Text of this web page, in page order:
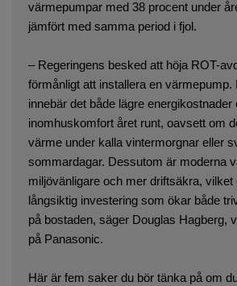
värmepumpar med 38 procent under
jämfört med samma period i fjol.
– Regeringens besked att höja ROT-
förmånligt att installera en värmepump.
innebär det både lägre energikostnader
inomhuskomfort året runt, oavsett om
värme under kalla vintermorgnar eller
sommardagar. Dessutom är moderna
miljövänligare och mer driftsäkra, vilket
långsiktig investering som ökar både
på bostaden, säger Douglas Hagberg,
på Panasonic.
Här är fem saker du bör tänka på om